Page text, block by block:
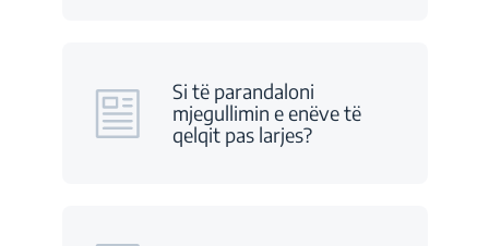
Si të parandaloni
mjegullimin e enëve të
qelqit pas larjes?